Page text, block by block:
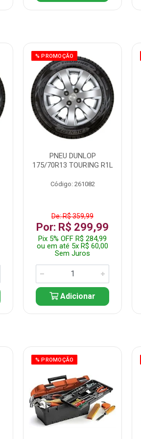
% PROMOÇÃO
PNEU DUNLOP
175/70R13 TOURING R1L
Código: 261082
De: R$ 359,99
Por: R$ 299,99
Pix 5% OFF R$ 284,99
ou em até 5x R$ 60,00
Sem Juros
Adicionar
% PROMOÇÃO